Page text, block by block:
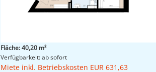
Fläche: 40,20 m²
Verfügbarkeit: ab sofort
Miete inkl. Betriebskosten EUR 631,63